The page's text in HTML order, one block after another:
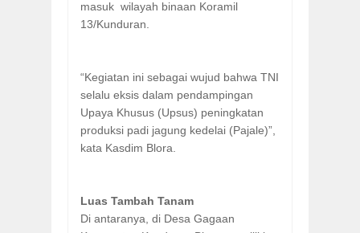
masuk wilayah binaan Koramil
13/Kunduran.
“Kegiatan ini sebagai wujud bahwa TNI
selalu eksis dalam pendampingan
Upaya Khusus (Upsus) peningkatan
produksi padi jagung kedelai (Pajale)”,
kata Kasdim Blora.
Luas Tambah Tanam
Di antaranya, di Desa Gagaan